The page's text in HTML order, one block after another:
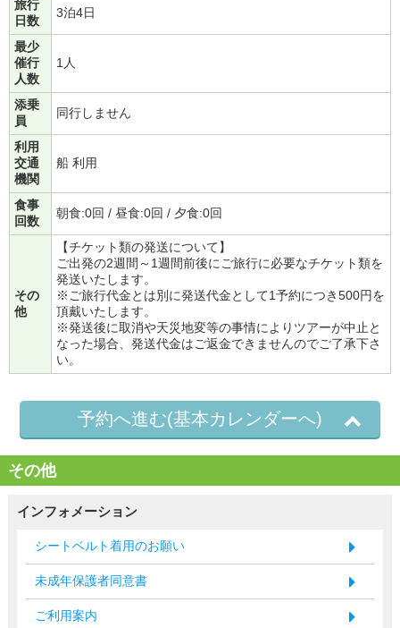
旅行
日数
3泊4日
最少
催行
人数
1人
添乗
員
同行しません
利用
交通
機関
船 利用
食事
回数
朝食:0回 / 昼食:0回 / 夕食:0回
その
他
【チケット類の発送について】
ご出発の2週間～1週間前後にご旅行に必要なチケット類を
発送いたします。
※ご旅行代金とは別に発送代金として1予約につき500円を
頂戴いたします。
※発送後に取消や天災地変等の事情によりツアーが中止と
なった場合、発送代金はご返金できませんのでご了承下さ
い。
予約へ進む(基本カレンダーへ)
その他
インフォメーション
シートベルト着用のお願い
未成年保護者同意書
ご利用案内